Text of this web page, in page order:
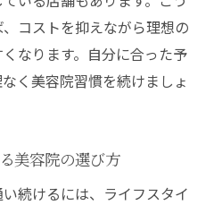
コストを抑えながら理想の
なります。自分に合った予
く美容院習慣を続けましょ
美容院の選び方
続けるには、ライフスタイ